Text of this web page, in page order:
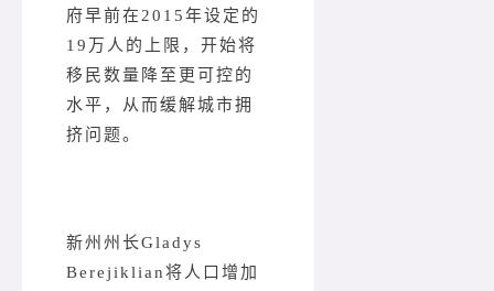
府早前在2015年设定的
19万人的上限，开始将
移民数量降至更可控的
水平，从而缓解城市拥
挤问题。
新州州长Gladys
Berejiklian将人口增加